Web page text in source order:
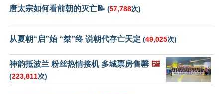
唐太宗如何看前朝的灭亡📝 (57,788次)
从夏朝“启”始 “桀”终 说朝代存亡天定 (49,025次)
神韵抵波兰 粉丝热情接机 多城票房售罄 🖼️
(223,811次)